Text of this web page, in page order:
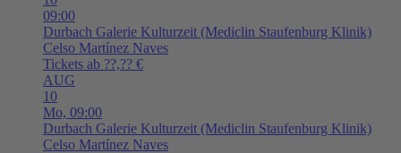
09:00
Durbach Galerie Kulturzeit (Mediclin Staufenburg Klinik)
Celso Martínez Naves
Tickets ab ??,?? €
AUG
10
Mo, 09:00
Durbach Galerie Kulturzeit (Mediclin Staufenburg Klinik)
Celso Martínez Naves